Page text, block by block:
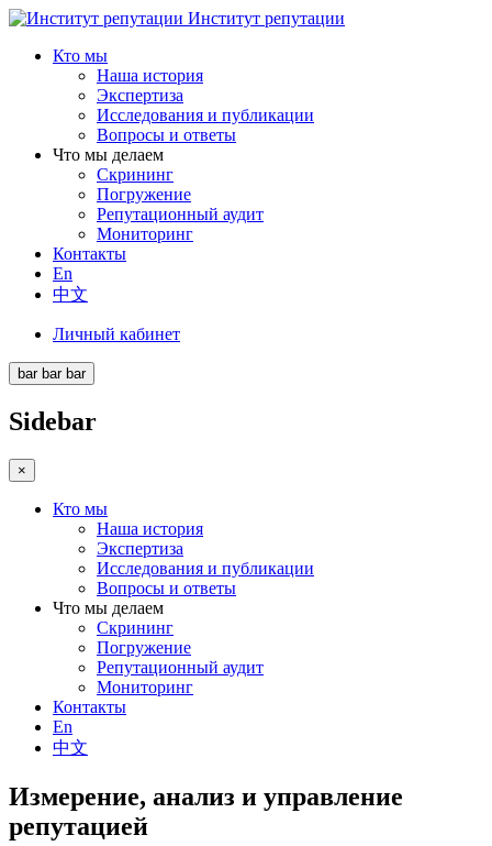
Институт репутации
Кто мы
Наша история
Экспертиза
Исследования и публикации
Вопросы и ответы
Что мы делаем
Скрининг
Погружение
Репутационный аудит
Мониторинг
Контакты
En
中文
Личный кабинет
bar bar bar
Sidebar
×
Кто мы
Наша история
Экспертиза
Исследования и публикации
Вопросы и ответы
Что мы делаем
Скрининг
Погружение
Репутационный аудит
Мониторинг
Контакты
En
中文
Измерение, анализ и управление
репутацией